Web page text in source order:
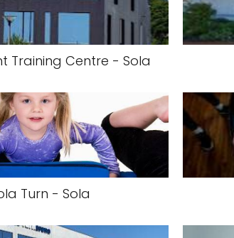
Training Centre - Sola
Turn - Sola